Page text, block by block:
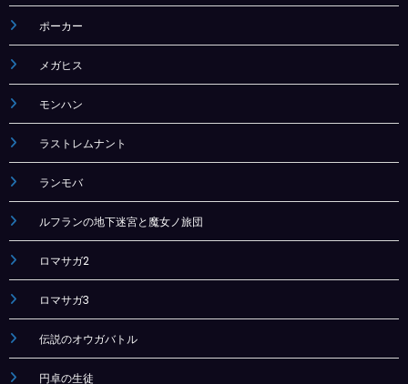
ポーカー
メガヒス
モンハン
ラストレムナント
ランモバ
ルフランの地下迷宮と魔女ノ旅団
ロマサガ2
ロマサガ3
伝説のオウガバトル
円卓の生徒